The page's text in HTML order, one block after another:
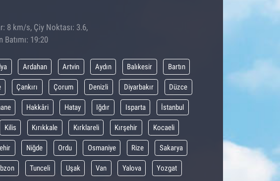
8 km/s, Çiy Noktası: 3.6,
19:20
Ardahan Artvin Aydın Balıkesir Bartın
Çankırı Çorum Denizli Diyarbakır Düzce
Hakkâri Hatay Iğdır Isparta İstanbul
Kilis Kırıkkale Kırklareli Kırşehir Kocaeli
Niğde Ordu Osmaniye Rize Sakarya
Tunceli Uşak Van Yalova Yozgat